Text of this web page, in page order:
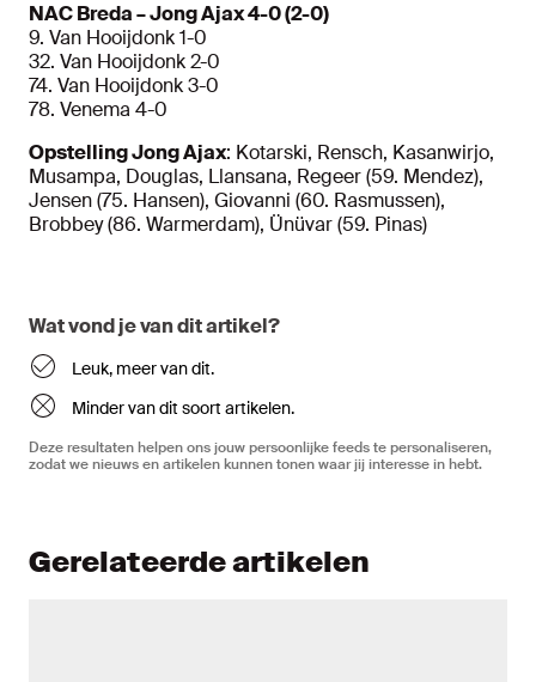
NAC Breda – Jong Ajax 4-0 (2-0)
9. Van Hooijdonk 1-0
32. Van Hooijdonk 2-0
74. Van Hooijdonk 3-0
78. Venema 4-0
Opstelling Jong Ajax: Kotarski, Rensch, Kasanwirjo,
Musampa, Douglas, Llansana, Regeer (59. Mendez),
Jensen (75. Hansen), Giovanni (60. Rasmussen),
Brobbey (86. Warmerdam), Ünüvar (59. Pinas)
Wat vond je van dit artikel?
Leuk, meer van dit.
Minder van dit soort artikelen.
Deze resultaten helpen ons jouw persoonlijke feeds te personaliseren,
zodat we nieuws en artikelen kunnen tonen waar jij interesse in hebt.
Gerelateerde artikelen